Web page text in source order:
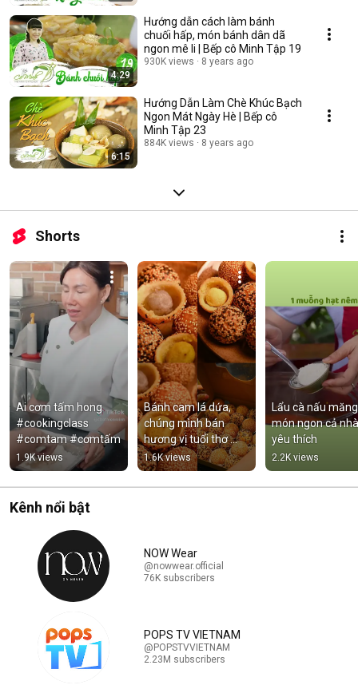
4:29
Hướng dẫn cách làm bánh
chuối hấp, món bánh dân dã
ngon mê li | Bếp cô Minh Tập 19
930K views 8 years ago
6:15
Hướng Dẫn Làm Chè Khúc Bạch
Ngon Mát Ngày Hè | Bếp cô
Minh Tập 23
884K views 8 years ago
Shorts
Ai cơm tấm hong
#cookingclass
#comtam #cơmtấm
1.9K views
Bánh cam lá dứa,
chúng mình bán
hương vị tuổi thơ
#banhcam
#bepcominh
1.6K views
Lẩu cà nấu măng
món ngon cả nhà
yêu thích
2.2K views
Kênh nổi bật
NOW Wear
@nowwear.official
76K subscribers
POPS TV VIETNAM
@POPSTVVIETNAM
2.23M subscribers